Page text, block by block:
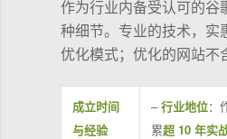
作为行业内备受认可的谷
种细节。专业的技术，实
优化模式；优化的网站不
成立时间
与经验
–行业地位：
累超 10 年实